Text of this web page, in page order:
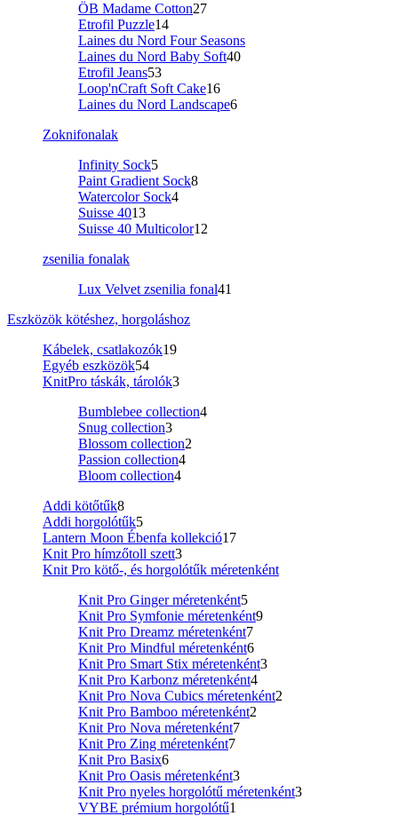
ÖB Madame Cotton27
Etrofil Puzzle14
Laines du Nord Four Seasons
Laines du Nord Baby Soft40
Etrofil Jeans53
Loop'nCraft Soft Cake16
Laines du Nord Landscape6
Zoknifonalak
Infinity Sock5
Paint Gradient Sock8
Watercolor Sock4
Suisse 4013
Suisse 40 Multicolor12
zsenilia fonalak
Lux Velvet zsenilia fonal41
Eszközök kötéshez, horgoláshoz
Kábelek, csatlakozók19
Egyéb eszközök54
KnitPro táskák, tárolók3
Bumblebee collection4
Snug collection3
Blossom collection2
Passion collection4
Bloom collection4
Addi kötőtűk8
Addi horgolótűk5
Lantern Moon Ébenfa kollekció17
Knit Pro hímzőtoll szett3
Knit Pro kötő-, és horgolótűk méretenként
Knit Pro Ginger méretenként5
Knit Pro Symfonie méretenként9
Knit Pro Dreamz méretenként7
Knit Pro Mindful méretenként6
Knit Pro Smart Stix méretenként3
Knit Pro Karbonz méretenként4
Knit Pro Nova Cubics méretenként2
Knit Pro Bamboo méretenként2
Knit Pro Nova méretenként7
Knit Pro Zing méretenként7
Knit Pro Basix6
Knit Pro Oasis méretenként3
Knit Pro nyeles horgolótű méretenként3
VYBE prémium horgolótű1